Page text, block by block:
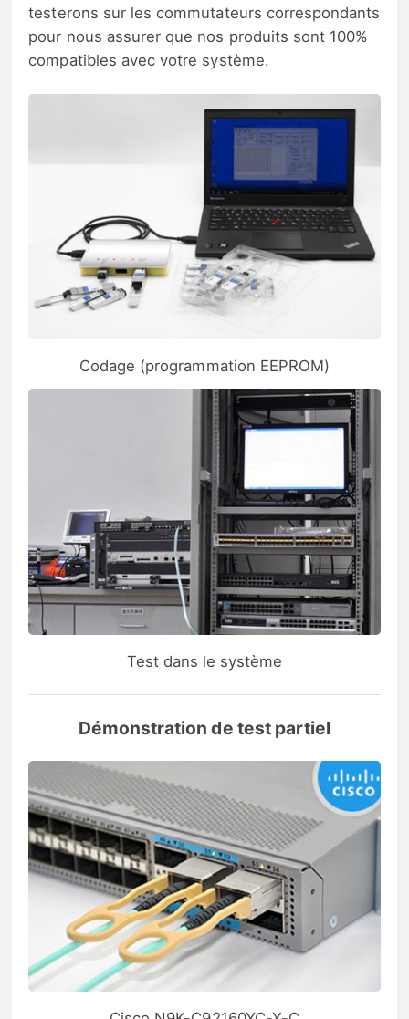
testerons sur les commutateurs correspondants
pour nous assurer que nos produits sont 100%
compatibles avec votre système.
Codage (programmation EEPROM)
Test dans le système
Démonstration de test partiel